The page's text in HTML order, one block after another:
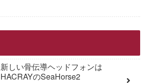
新しい骨伝導ヘッドフォンは
HACRAYのSeaHorse2